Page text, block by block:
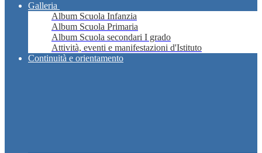
Galleria
Album Scuola Infanzia
Album Scuola Primaria
Album Scuola secondari I grado
Attività, eventi e manifestazioni d'Istituto
Continuità e orientamento